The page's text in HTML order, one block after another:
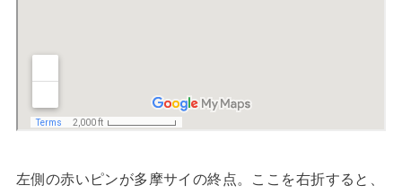
左側の赤いピンが多摩サイの終点。ここを右折すると、